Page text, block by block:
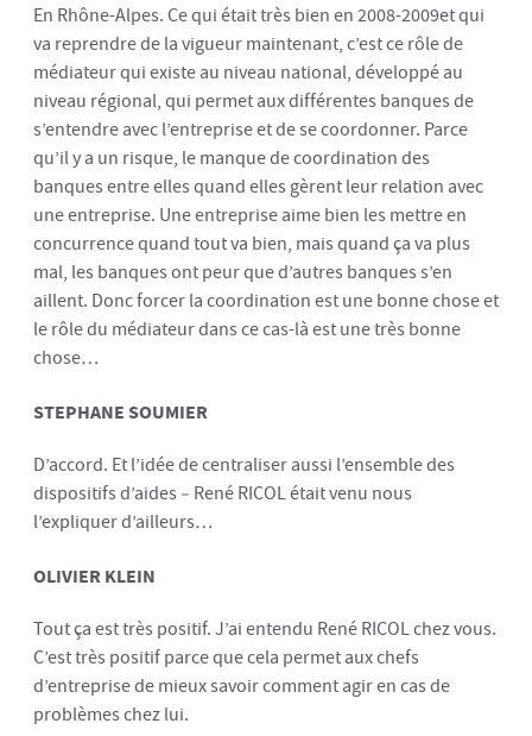
En Rhône-Alpes. Ce qui était très bien en 2008-2009et qui
va reprendre de la vigueur maintenant, c’est ce rôle de
médiateur qui existe au niveau national, développé au
niveau régional, qui permet aux différentes banques de
s’entendre avec l’entreprise et de se coordonner. Parce
qu’il y a un risque, le manque de coordination des
banques entre elles quand elles gèrent leur relation avec
une entreprise. Une entreprise aime bien les mettre en
concurrence quand tout va bien, mais quand ça va plus
mal, les banques ont peur que d’autres banques s’en
aillent. Donc forcer la coordination est une bonne chose et
le rôle du médiateur dans ce cas-là est une très bonne
chose…
STEPHANE SOUMIER
D’accord. Et l’idée de centraliser aussi l’ensemble des
dispositifs d’aides – René RICOL était venu nous
l’expliquer d’ailleurs…
OLIVIER KLEIN
Tout ça est très positif. J’ai entendu René RICOL chez vous.
C’est très positif parce que cela permet aux chefs
d’entreprise de mieux savoir comment agir en cas de
problèmes chez lui.